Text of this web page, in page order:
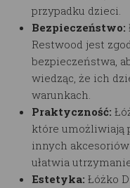
przypadku dzieci.
Bezpieczeństwo:
Restwood jest
bezpieczeństwa,
wiedząc, że ich
warunkach.
Praktyczność:
które umożliwiają
innych
ułatwia
Estetyka: Łóżko